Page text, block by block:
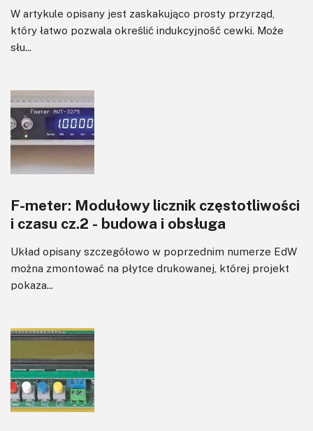
W artykule opisany jest zaskakująco prosty przyrząd,
który łatwo pozwala określić indukcyjność cewki. Może
słu...
F-meter: Modułowy licznik częstotliwości
i czasu cz.2 - budowa i obsługa
Układ opisany szczegółowo w poprzednim numerze EdW
można zmontować na płytce drukowanej, której projekt
pokaza...